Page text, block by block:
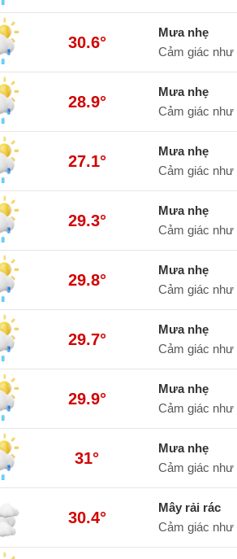
30.6°
mưa nhẹ
Cảm giác như
28.9°
mưa nhẹ
Cảm giác như
27.1°
mưa nhẹ
Cảm giác như
29.3°
mưa nhẹ
Cảm giác như
29.8°
mưa nhẹ
Cảm giác như
29.7°
mưa nhẹ
Cảm giác như
29.9°
mưa nhẹ
Cảm giác như
31°
mưa nhẹ
Cảm giác như
30.4°
mây rải rác
Cảm giác như